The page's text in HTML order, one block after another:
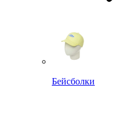
Бейсболки